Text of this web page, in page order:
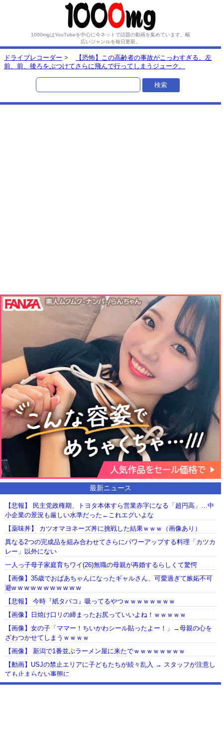
1000mgはYouTubeを中心に今ネットで話題の動画を集めています。 幅
広いジャンルを毎日更新。
ドライブレコーダー >
【恐怖】この高齢者の事故がこっわすぎる。左
前、前、後ろをぶつけてさらに飛んで行ってしまうジューク。
最新ニュース
【悲報】 民主党政権期、トヨタ本体すら営業赤字になる「超円高」…中
小企業の景況も厳しい水準だった←これエグいよな
【薬味丼】 カツオマヨネーズ丼に挑戦した結果ｗｗｗ（画像あり）
異なる2つの完成品を組み合わせてさらにパワーアップする料理「カツカ
レー」以外にない
一人っ子母子家庭育ちワイ(26)無職の母親が再婚するらしくて驚愕
【画像】35歳でおばあちゃんになったギャルさん、可愛過ぎて嫉妬不可
避w w w w w w w w w w w
【悲報】 今時『紙タバコ』吸ってるやつｗｗｗｗｗｗｗｗ
【画像】日焼け口リの締まったお尻っていいよね！ｗｗｗｗｗ
【画像】女の子「ママー！ちいかわシール貼ったよー！」→母親の心を
ざわつかせてしまうｗｗｗｗ
【画像】 新潟で1番並ぶラーメン屋に来たでｗｗｗｗｗｗｗｗ
【動画】USJの禁止エリアに子どもたちが続々乱入 → スタッフが注意し
ても止まらない事態に
Powered by livedoor 相互RSS